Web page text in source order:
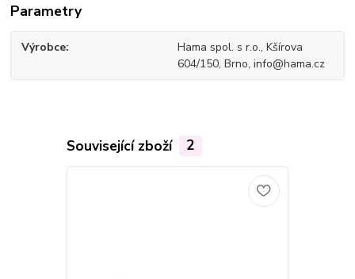
Parametry
Výrobce
Hama spol. s r.o., Kšírova
604/150, Brno, info@hama.cz
Související zboží 2